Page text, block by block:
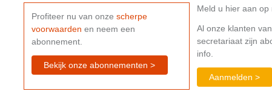
Jaarlijkse actieplan en globaal preventieplan
Profiteer nu van onze scherpe
voorwaarden en neem een
abonnement.
Bekijk onze abonnementen >
Meld u hier aan op
Al onze klanten
secretariaat zijn
info.
Aanmelden >